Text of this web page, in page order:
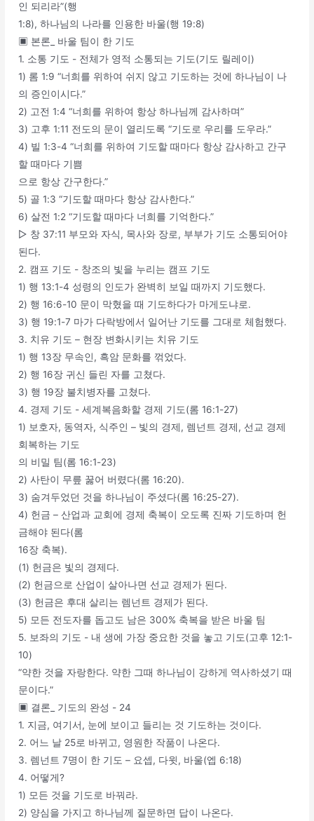
인 되리라”(행
1:8), 하나님의 나라를 인용한 바울(행 19:8)
▣ 본론_ 바울 팀이 한 기도
1. 소통 기도 - 전체가 영적 소통되는 기도(기도 릴레이)
1) 롬 1:9 “너희를 위하여 쉬지 않고 기도하는 것에 하나님이 나
의 증인이시다.”
2) 고전 1:4 “너희를 위하여 항상 하나님께 감사하며”
3) 고후 1:11 전도의 문이 열리도록 “기도로 우리를 도우라.”
4) 빌 1:3-4 “너희를 위하여 기도할 때마다 항상 감사하고 간구
할 때마다 기쁨
으로 항상 간구한다.”
5) 골 1:3 “기도할 때마다 항상 감사한다.”
6) 살전 1:2 “기도할 때마다 너희를 기억한다.”
▷ 창 37:11 부모와 자식, 목사와 장로, 부부가 기도 소통되어야
된다.
2. 캠프 기도 - 창조의 빛을 누리는 캠프 기도
1) 행 13:1-4 성령의 인도가 완벽히 보일 때까지 기도했다.
2) 행 16:6-10 문이 막혔을 때 기도하다가 마게도냐로.
3) 행 19:1-7 마가 다락방에서 일어난 기도를 그대로 체험했다.
3. 치유 기도 – 현장 변화시키는 치유 기도
1) 행 13장 무속인, 흑암 문화를 꺾었다.
2) 행 16장 귀신 들린 자를 고쳤다.
3) 행 19장 불치병자를 고쳤다.
4. 경제 기도 - 세계복음화할 경제 기도(롬 16:1-27)
1) 보호자, 동역자, 식주인 – 빛의 경제, 렘넌트 경제, 선교 경제
회복하는 기도
의 비밀 팀(롬 16:1-23)
2) 사탄이 무릎 꿇어 버렸다(롬 16:20).
3) 숨겨두었던 것을 하나님이 주셨다(롬 16:25-27).
4) 헌금 – 산업과 교회에 경제 축복이 오도록 진짜 기도하며 헌
금해야 된다(롬
16장 축복).
(1) 헌금은 빛의 경제다.
(2) 헌금으로 산업이 살아나면 선교 경제가 된다.
(3) 헌금은 후대 살리는 렘넌트 경제가 된다.
5) 모든 전도자를 돕고도 남은 300% 축복을 받은 바울 팀
5. 보좌의 기도 - 내 생에 가장 중요한 것을 놓고 기도(고후 12:1-
10)
“약한 것을 자랑한다. 약한 그때 하나님이 강하게 역사하셨기 때
문이다.”
▣ 결론_ 기도의 완성 - 24
1. 지금, 여기서, 눈에 보이고 들리는 것 기도하는 것이다.
2. 어느 날 25로 바뀌고, 영원한 작품이 나온다.
3. 렘넌트 7명이 한 기도 – 요셉, 다윗, 바울(엡 6:18)
4. 어떻게?
1) 모든 것을 기도로 바꿔라.
2) 양심을 가지고 하나님께 질문하면 답이 나온다.